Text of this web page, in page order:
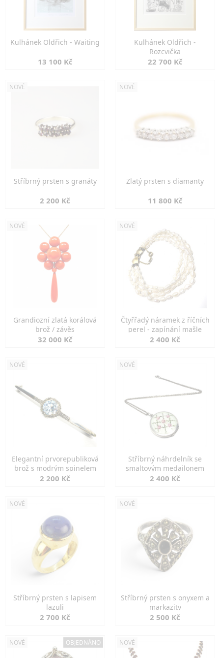
Kulhánek Oldřich - Waiting
13 100 Kč
Kulhánek Oldřich -
Rozcvička
22 700 Kč
NOVÉ
Stříbrný prsten s granáty
2 200 Kč
NOVÉ
Zlatý prsten s diamanty
11 800 Kč
NOVÉ
Grandiozní zlatá korálová
brož / závěs
32 000 Kč
NOVÉ
Čtyřřadý náramek z říčních
perel - zapínání mašle
2 400 Kč
NOVÉ
Elegantní prvorepubliková
brož s modrým spinelem
2 200 Kč
NOVÉ
Stříbrný náhrdelník se
smaltovým medailonem
2 400 Kč
NOVÉ
Stříbrný prsten s lapisem
lazuli
2 700 Kč
NOVÉ
Stříbrný prsten s onyxem a
markazity
2 500 Kč
NOVÉ OBJEDNÁNO NOVÉ